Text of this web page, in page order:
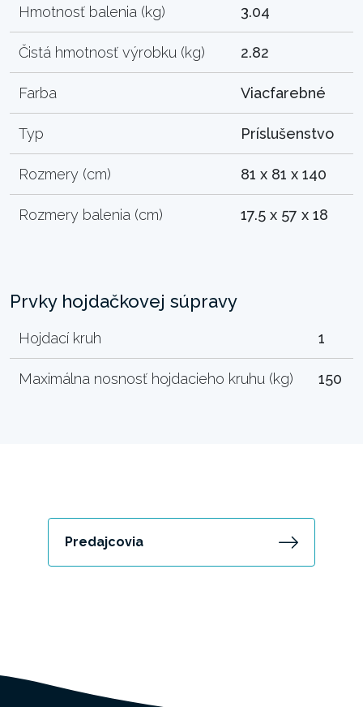
Hmotnosť balenia (kg) 3.04
Čistá hmotnosť výrobku (kg) 2.82
Farba Viacfarebné
Typ Príslušenstvo
Rozmery (cm) 81 x 81 x 140
Rozmery balenia (cm) 17.5 x 57 x 18
Prvky hojdačkovej súpravy
Hojdací kruh 1
Maximálna nosnosť hojdacieho kruhu (kg) 150
Predajcovia